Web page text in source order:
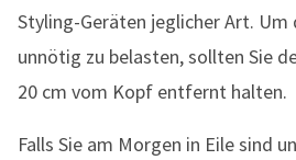
Styling-Geräten jeglicher Art. Um
unnötig zu belasten, sollten Sie
20 cm vom Kopf entfernt halten.
Falls Sie am Morgen in Eile sind